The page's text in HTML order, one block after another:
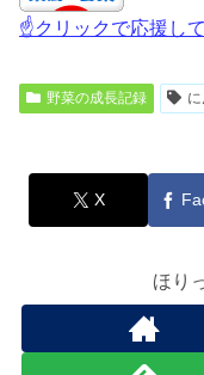
☝クリックで応援して
野菜の成長記録 に
X
ほり